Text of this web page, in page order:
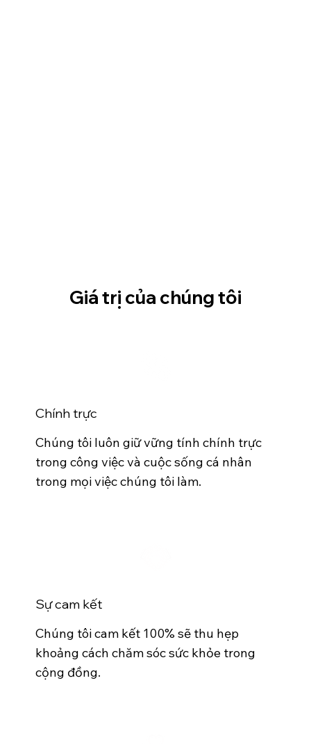
Giá trị của chúng tôi
Chính trực
Chúng tôi luôn giữ vững tính chính trực
trong công việc và cuộc sống cá nhân
trong mọi việc chúng tôi làm.
Sự cam kết
Chúng tôi cam kết 100% sẽ thu hẹp
khoảng cách chăm sóc sức khỏe trong
cộng đồng.